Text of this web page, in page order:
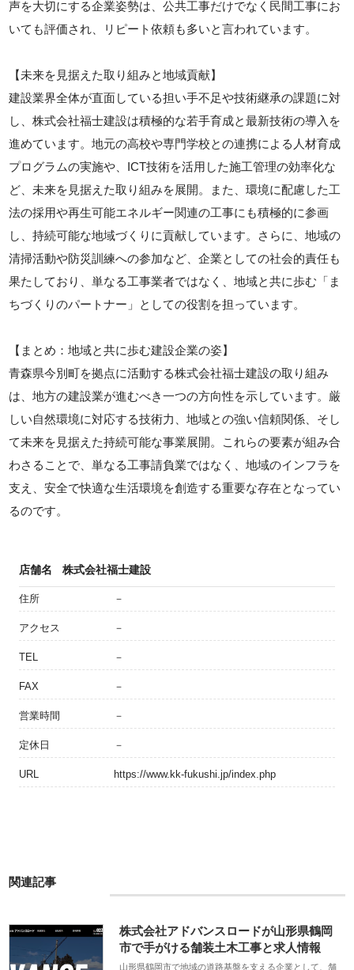
声を大切にする企業姿勢は、公共工事だけでなく民間工事にお
いても評価され、リピート依頼も多いと言われています。
【未来を見据えた取り組みと地域貢献】
建設業界全体が直面している担い手不足や技術継承の課題に対
し、株式会社福士建設は積極的な若手育成と最新技術の導入を
進めています。地元の高校や専門学校との連携による人材育成
プログラムの実施や、ICT技術を活用した施工管理の効率化な
ど、未来を見据えた取り組みを展開。また、環境に配慮した工
法の採用や再生可能エネルギー関連の工事にも積極的に参画
し、持続可能な地域づくりに貢献しています。さらに、地域の
清掃活動や防災訓練への参加など、企業としての社会的責任も
果たしており、単なる工事業者ではなく、地域と共に歩む「ま
ちづくりのパートナー」としての役割を担っています。
【まとめ：地域と共に歩む建設企業の姿】
青森県今別町を拠点に活動する株式会社福士建設の取り組み
は、地方の建設業が進むべき一つの方向性を示しています。厳
しい自然環境に対応する技術力、地域との強い信頼関係、そし
て未来を見据えた持続可能な事業展開。これらの要素が組み合
わさることで、単なる工事請負業ではなく、地域のインフラを
支え、安全で快適な生活環境を創造する重要な存在となってい
るのです。
店舗名 株式会社福士建設
住所 －
アクセス －
TEL －
FAX －
営業時間 －
定休日 －
URL https://www.kk-fukushi.jp/index.php
関連記事
株式会社アドバンスロードが山形県鶴岡
市で手がける舗装土木工事と求人情報
山形県鶴岡市で地域の道路基盤を支える企業として、舗